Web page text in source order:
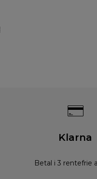
Klarna
Betal i 3 rentefrie